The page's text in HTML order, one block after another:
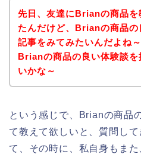
先日、友達にBrianの商品を
たんだけど、Brianの商品の
記事をみてみたいんだよね～
Brianの商品の良い体験談を
いかな～
という感じで、Brianの商品
て教えて欲しいと、質問し
て、その時に、私自身もま